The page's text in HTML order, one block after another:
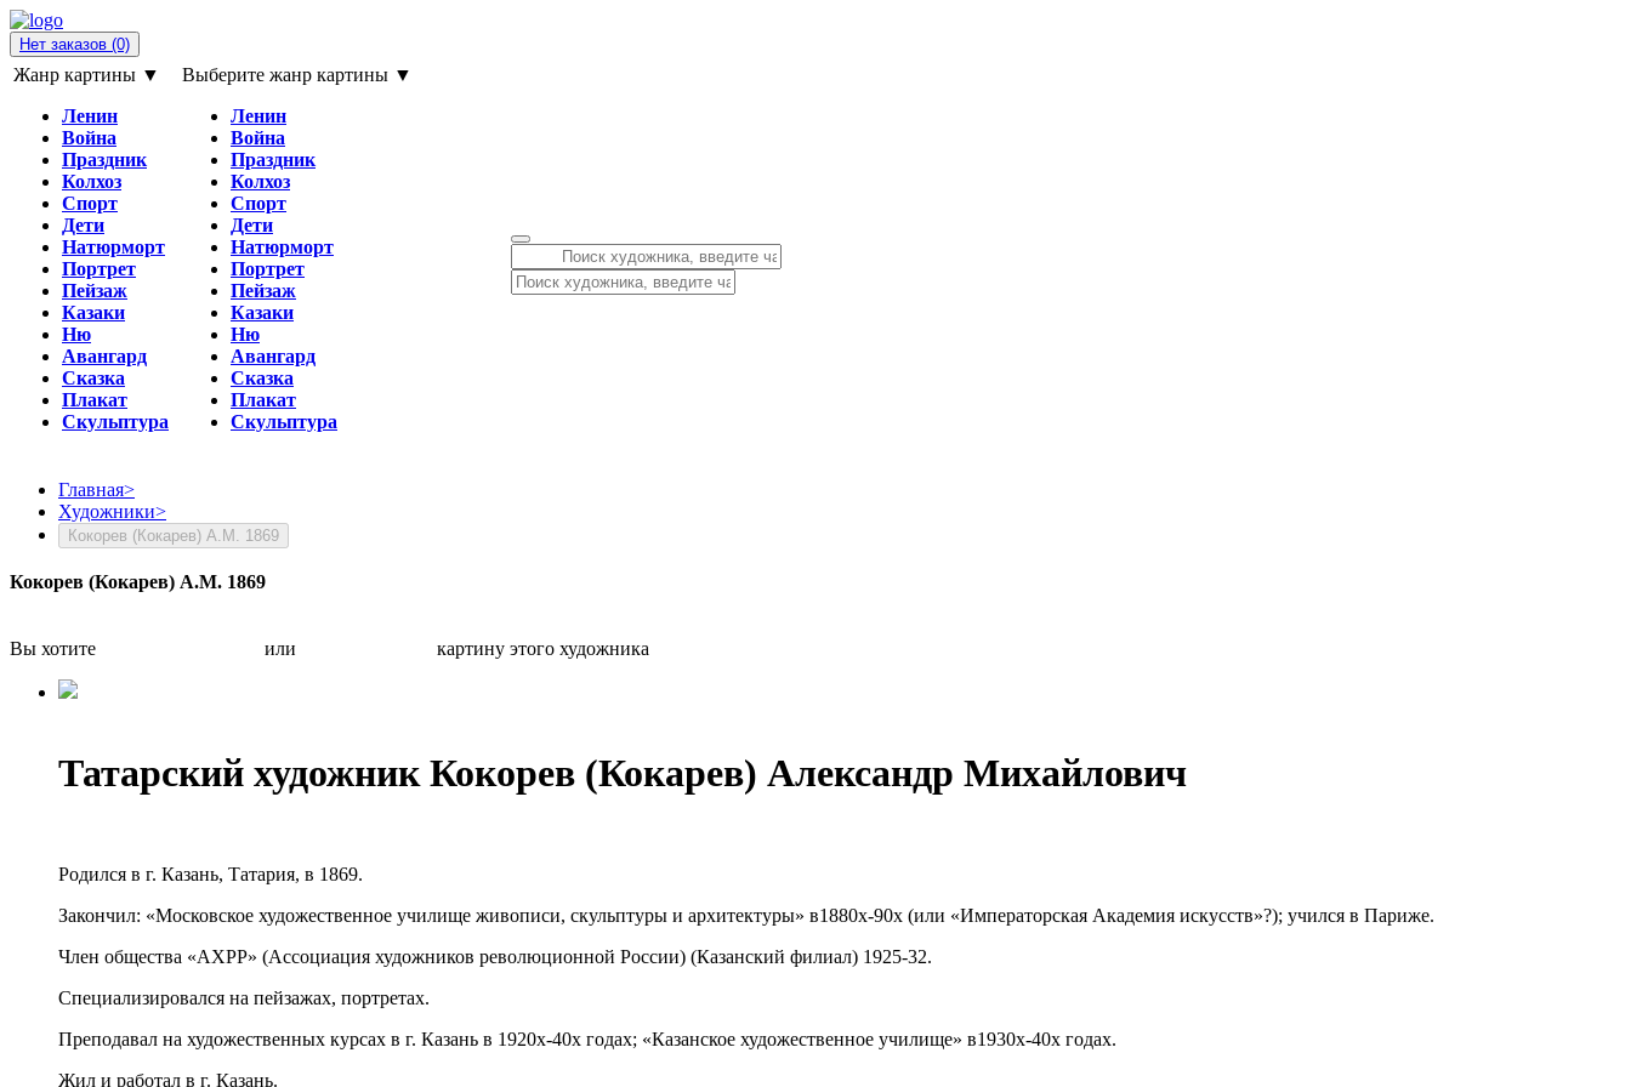
Нет заказов (0)
Жанр картины ▼
Ленин
Война
Праздник
Колхоз
Спорт
Дети
Натюрморт
Портрет
Пейзаж
Казаки
Ню
Авангард
Сказка
Плакат
Скульптура
Выберите жанр картины ▼
Ленин
Война
Праздник
Колхоз
Спорт
Дети
Натюрморт
Портрет
Пейзаж
Казаки
Ню
Авангард
Сказка
Плакат
Скульптура
Главная>
Художники>
Кокорев (Кокарев) А.М. 1869
Кокорев (Кокарев) А.М. 1869
Вы хотите или картину этого художника
Татарский художник Кокорев (Кокарев) Александр Михайлович
Родился в г. Казань, Татария, в 1869.
Закончил: «Московское художественное училище живописи, скульптуры и архитектуры» в1880х-90х (или «Императорская Академия искусств»?); учился в Париже.
Член общества «АХРР» (Ассоциация художников революционной России) (Казанский филиал) 1925-32.
Специализировался на пейзажах, портретах.
Преподавал на художественных курсах в г. Казань в 1920х-40х годах; «Казанское художественное училище» в1930х-40х годах.
Жил и работал в г. Казань.